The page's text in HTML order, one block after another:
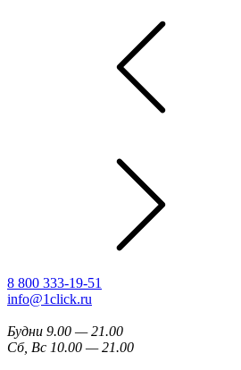
8 800 333-19-51
info@1click.ru
Будни 9.00 — 21.00
Сб, Вс 10.00 — 21.00